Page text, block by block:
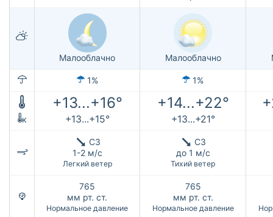
Малооблачно Малооблачно
1% 1%
+13...+16° +14...+22°
к +13...+15° +13...+21°
СЗ
1-2 м/с
Легкий ветер
СЗ
до 1 м/с
Тихий ветер
765
мм рт. ст.
Нормальное давление
765
мм рт. ст.
Нормальное давление